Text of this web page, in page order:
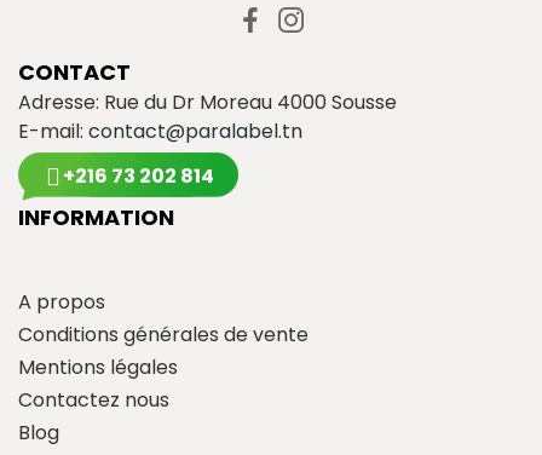
CONTACT
Adresse: Rue du Dr Moreau 4000 Sousse
E-mail: contact@paralabel.tn
+216 73 202 814
INFORMATION
A propos
Conditions générales de vente
Mentions légales
Contactez nous
Blog